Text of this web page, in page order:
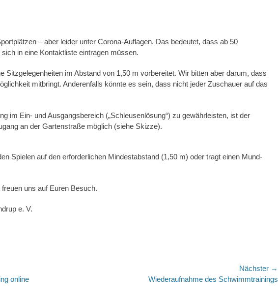
– aber leider unter Corona-Auflagen. Das bedeutet, dass ab 50
in eine Kontaktliste eintragen müssen.
Sitzgelegenheiten im Abstand von 1,50 m vorbereitet. Wir bitten aber darum, dass
mitbringt. Anderenfalls könnte es sein, dass nicht jeder Zuschauer auf das
im Ein- und Ausgangsbereich („Schleusenlösung“) zu gewährleisten, ist der
an der Gartenstraße möglich (siehe Skizze).
Spielen auf den erforderlichen Mindestabstand (1,50 m) oder tragt einen Mund-
uns auf Euren Besuch.
e. V.
online
Nächster →
Wiederaufnahme des Schwimmtrainings